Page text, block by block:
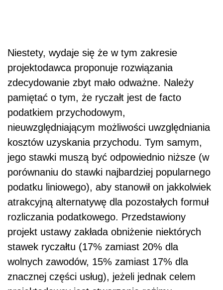
Niestety, wydaje się że w tym zakresie
projektodawca proponuje rozwiązania
zdecydowanie zbyt mało odważne. Należy
pamiętać o tym, że ryczałt jest de facto
podatkiem przychodowym,
nieuwzględniającym możliwości uwzględniania
kosztów uzyskania przychodu. Tym samym,
jego stawki muszą być odpowiednio niższe (w
porównaniu do stawki najbardziej popularnego
podatku liniowego), aby stanowił on jakkolwiek
atrakcyjną alternatywę dla pozostałych formuł
rozliczania podatkowego. Przedstawiony
projekt ustawy zakłada obniżenie niektórych
stawek ryczałtu (17% zamiast 20% dla
wolnych zawodów, 15% zamiast 17% dla
znacznej części usług), jeżeli jednak celem